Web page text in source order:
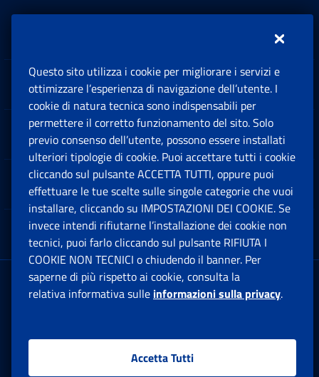
Sedi e Contatti
Software
Note Legali
App mobile
Sede Legale : Via Ciro il Grande, 21
00144 Roma
Questo sito utilizza i cookie per migliorare i servizi e
ottimizzare l’esperienza di navigazione dell’utente. I
cookie di natura tecnica sono indispensabili per
permettere il corretto funzionamento del sito. Solo
previo consenso dell’utente, possono essere installati
ulteriori tipologie di cookie. Puoi accettare tutti i cookie
cliccando sul pulsante ACCETTA TUTTI, oppure puoi
effettuare le tue scelte sulle singole categorie che vuoi
installare, cliccando su IMPOSTAZIONI DEI COOKIE. Se
invece intendi rifiutarne l’installazione dei cookie non
tecnici, puoi farlo cliccando sul pulsante RIFIUTA I
COOKIE NON TECNICI o chiudendo il banner. Per
saperne di più rispetto ai cookie, consulta la
relativa informativa sulle informazioni sulla privacy.
Accetta Tutti